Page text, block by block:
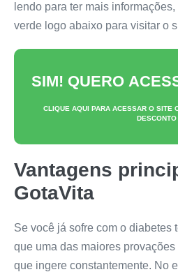
lendo para ter mais
verde logo abaixo para visitar o
SIM! QUERO
CLIQUE AQUI PARA ACESSAR O SITE
DESCONTO
Vantagens
GotaVita
Se você já sofre com o diabetes
que uma das maiores
que ingere constantemente. No